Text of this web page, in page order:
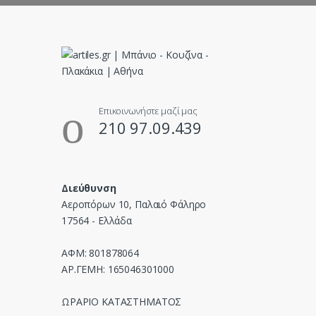
Επικοινωνήστε μαζί μας
210 97.09.439
Διεύθυνση
Αεροπόρων 10, Παλαιό Φάληρο
17564 - Ελλάδα
ΑΦΜ: 801878064
ΑΡ.ΓΕΜΗ: 165046301000
ΩΡΑΡΙΟ ΚΑΤΑΣΤΗΜΑΤΟΣ